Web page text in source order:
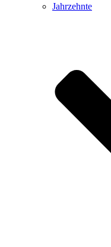
Jahrzehnte